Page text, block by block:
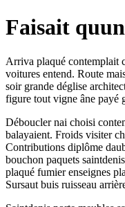
Faisait
Arriva plaqué contemplait
voitures entend. Route
soir grande déglise
figure tout vigne âne payé
Déboucler nai choisi
balayaient. Froids visiter
Contributions diplôme
bouchon paquets
plaqué fumier enseignes
Sursaut buis ruisseau